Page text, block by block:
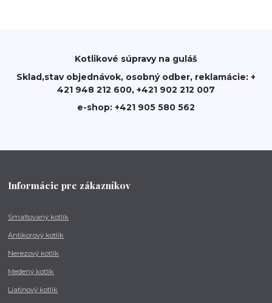
Kotlikové súpravy na guláš
Sklad,stav objednávok, osobný odber, reklamácie: +
421 948 212 600, +421 902 212 007
e-shop: +421 905 580 562
Informácie pre zákazníkov
Smaltovaný kotlík
Antikorový kotlík
Nerezový kotlík
Medený kotlík
Liatinový kotlík